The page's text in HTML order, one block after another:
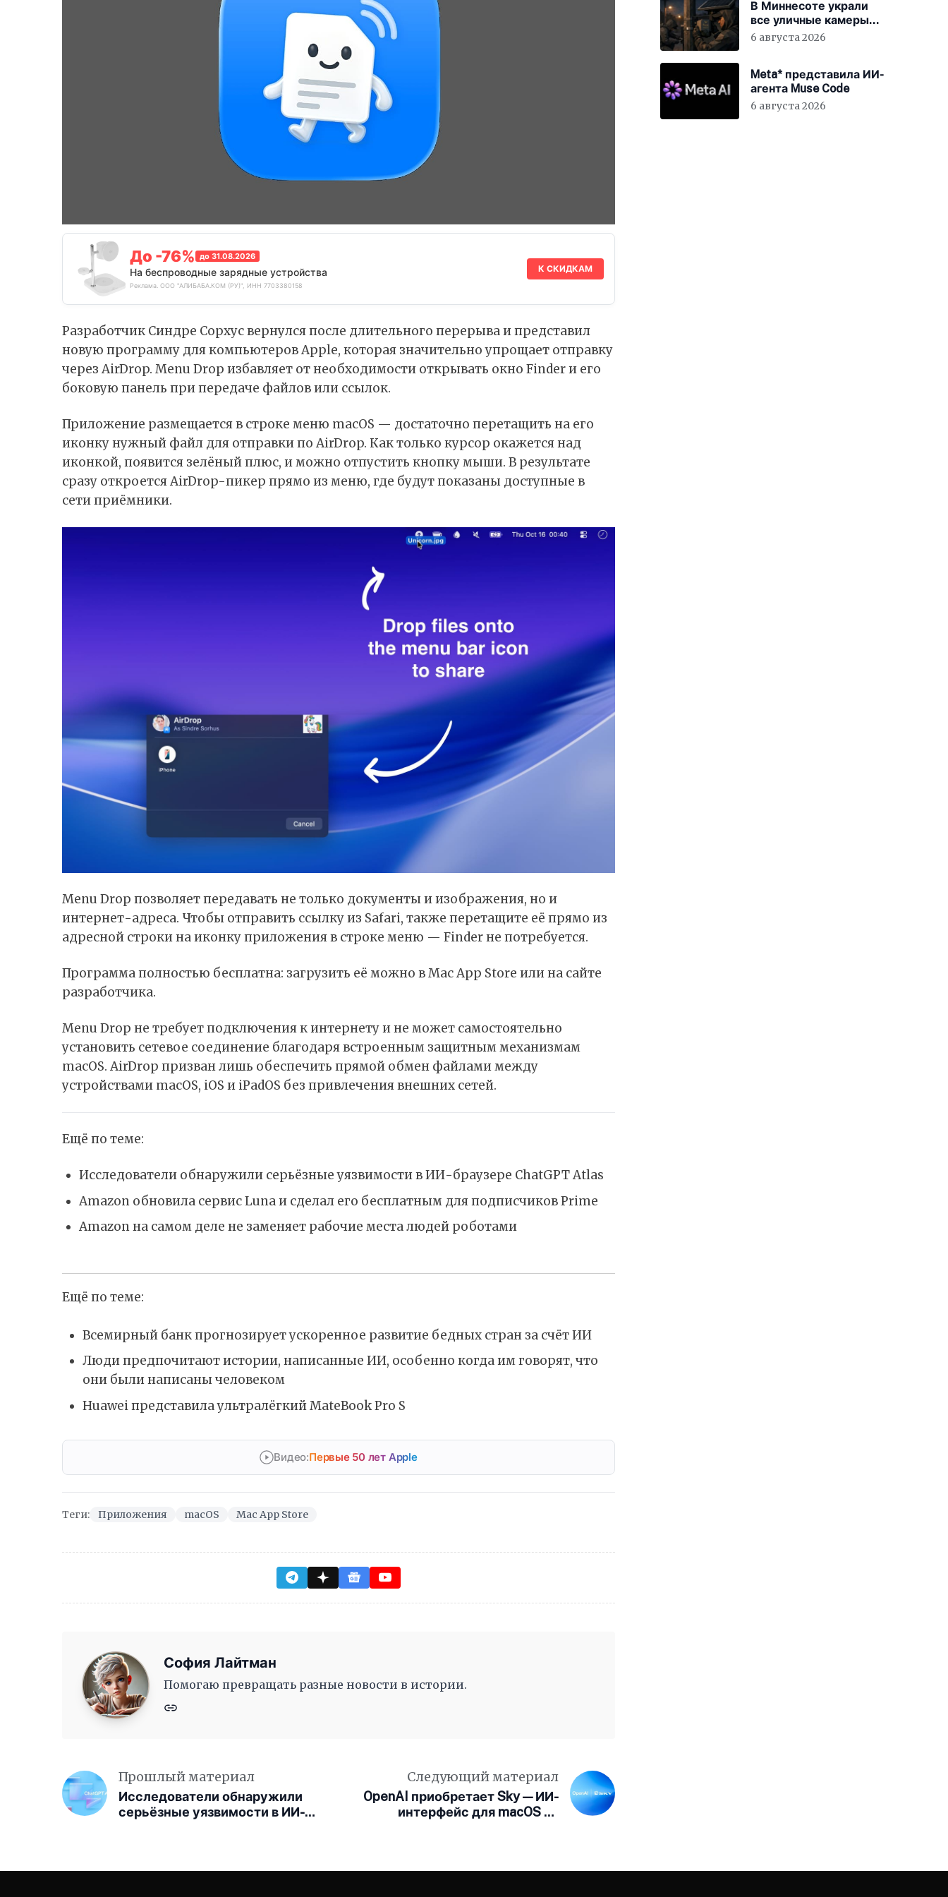
До -76% до 31.08.2026
На беспроводные зарядные устройства
Реклама. ООО "АЛИБАБА.КОМ (РУ)", ИНН 7703380158
К СКИДКАМ
Разработчик Синдре Сорхус вернулся после длительного перерыва и представил
новую программу для компьютеров Apple, которая значительно упрощает отправку
через AirDrop. Menu Drop избавляет от необходимости открывать окно Finder и его
боковую панель при передаче файлов или ссылок.
Приложение размещается в строке меню macOS — достаточно перетащить на его
иконку нужный файл для отправки по AirDrop. Как только курсор окажется над
иконкой, появится зелёный плюс, и можно отпустить кнопку мыши. В результате
сразу откроется AirDrop-пикер прямо из меню, где будут показаны доступные в
сети приёмники.
Menu Drop позволяет передавать не только документы и изображения, но и
интернет-адреса. Чтобы отправить ссылку из Safari, также перетащите её прямо из
адресной строки на иконку приложения в строке меню — Finder не потребуется.
Программа полностью бесплатна: загрузить её можно вMac App Store или на сайте
разработчика.
Menu Drop не требует подключения к интернету и не может самостоятельно
установить сетевое соединение благодаря встроенным защитным механизмам
macOS. AirDrop призван лишь обеспечить прямой обмен файлами между
устройствами macOS, iOS и iPadOS без привлечения внешних сетей.
Ещё по теме:
Исследователи обнаружили серьёзные уязвимости в ИИ-браузере ChatGPT Atlas
Amazon обновила сервис Luna и сделал его бесплатным для подписчиков Prime
Amazon на самом деле не заменяет рабочие места людей роботами
Ещё по теме:
Всемирный банк прогнозирует ускоренное развитие бедных стран за счёт ИИ
Люди предпочитают истории, написанные ИИ, особенно когда им говорят, что
они были написаны человеком
Huawei представила ультралёгкий MateBook Pro S
Видео:Первые 50 лет Apple
Теги: Приложения macOS Mac App Store
София Лайтман
Помогаю превращать разные новости в истории.
Прошлый материал
Исследователи обнаружили
серьёзные уязвимости в ИИ-
Следующий материал
OpenAI приобретает Sky — ИИ-
интерфейс для macOS от
В Миннесоте украли
все уличные камеры
наблюдения
6 августа 2026
Meta* представила ИИ-
агента Muse Code
6 августа 2026